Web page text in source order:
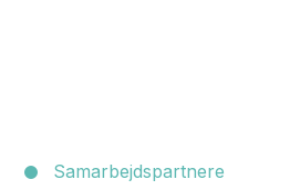
Samarbejdspartnere